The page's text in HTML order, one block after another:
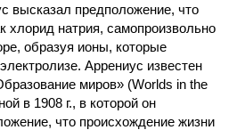
высказал предположение, что
хлорид натрия, самопроизвольно
образуя ионы, которые
Аррениус известен
миров» (Worlds in the
в 1908 г., в которой он
что происхождение жизни